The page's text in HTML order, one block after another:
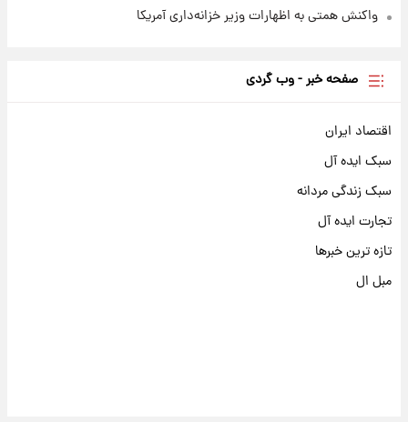
واکنش همتی به اظهارات وزیر خزانه‌داری آمریکا
صفحه خبر - وب گردی
اقتصاد ایران
سبک ایده آل
سبک زندگی مردانه
تجارت ایده آل
تازه ترین خبرها
مبل ال